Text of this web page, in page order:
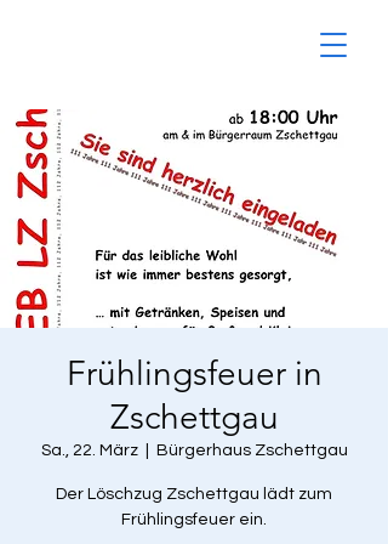
Frühlingsfeuer in
Zschettgau
Sa., 22. März
  |
Bürgerhaus Zschettgau
Der Löschzug Zschettgau lädt zum
Frühlingsfeuer ein.